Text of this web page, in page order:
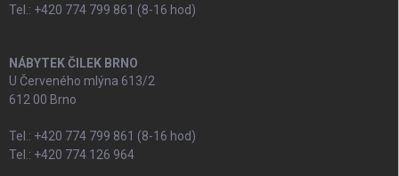
Tel.: +420 774 799 861 (8-16 hod)
NÁBYTEK ČILEK BRNO
U Červeného mlýna 613/2
612 00 Brno
Tel.: +420 774 799 861 (8-16 hod)
Tel.: +420 774 126 964